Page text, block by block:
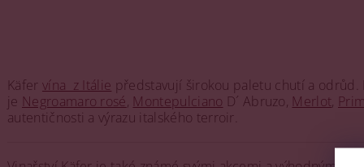
Käfer vína z Itálie představují širokou paletu chutí a
je Negroamaro rosé, Montepulciano D´ Abruzo, Merlot,
autentičnosti a výrazu italského terroir.